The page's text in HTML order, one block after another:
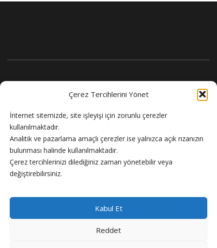
Çerez Tercihlerini Yönet
İnternet sitemizde, site işleyişi için zorunlu çerezler
kullanılmaktadır.
Analitik ve pazarlama amaçlı çerezler ise yalnızca açık rızanızın
bulunması halinde kullanılmaktadır.
Çerez tercihlerinizi dilediğiniz zaman yönetebilir veya
değiştirebilirsiniz.
Kabul Et
Reddet
Flash Haber doğru ve güncel haber sitesi.